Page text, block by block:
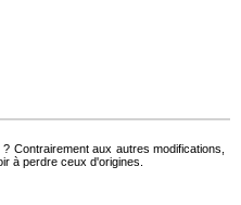
Contrairement aux autres modifications,
à perdre ceux d'origines.